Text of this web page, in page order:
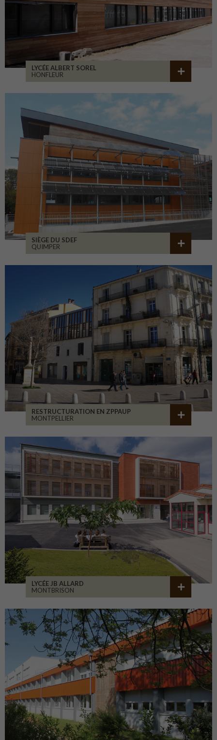
LYCÉE ALBERT SOREL
HONFLEUR
SIÈGE DU SDEF
QUIMPER
RESTRUCTURATION EN ZPPAUP
MONTPELLIER
LYCÉE JB ALLARD
MONTBRISON